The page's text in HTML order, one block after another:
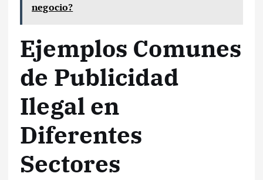
negocio?
Ejemplos Comunes
de Publicidad
Ilegal en
Diferentes
Sectores